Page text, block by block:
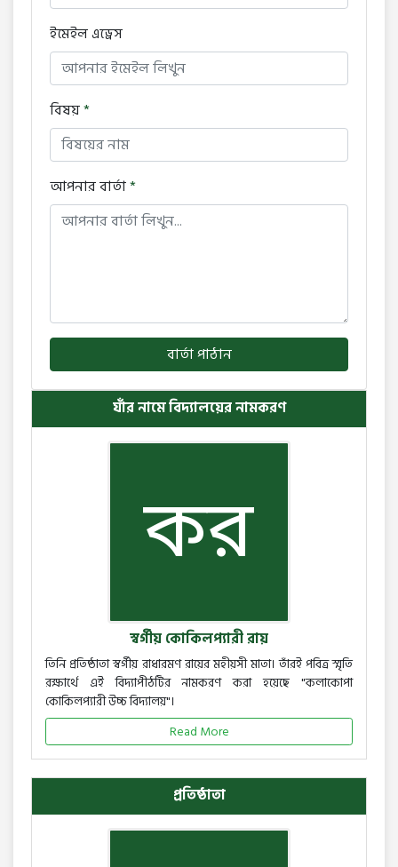
ইমেইল এড্রেস
বিষয়*
আপনার বার্তা*
বার্তা পাঠান
যাঁর নামে বিদ্যালয়ের নামকরণ
স্বর্গীয় কোকিলপ্যারী রায়
তিনি প্রতিষ্ঠাতা স্বর্গীয় রাধারমণ রায়ের মহীয়সী মাতা। তাঁরই পবিত্র স্মৃতি
রক্ষার্থে এই বিদ্যাপীঠটির নামকরণ করা হয়েছে "কলাকোপা
কোকিলপ্যারী উচ্চ বিদ্যালয়"।
Read More
প্রতিষ্ঠাতা